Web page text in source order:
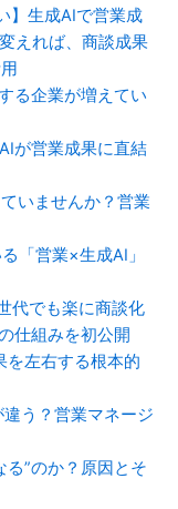
】生成AIで営業成
えれば、商談成果
る企業が増えてい
が営業成果に直結
いませんか？営業
「営業×生成AI」
代でも楽に商談化
仕組みを初公開
を左右する根本的
う？営業マネージ
る”のか？原因とそ